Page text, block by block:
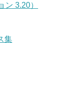
ン 3.20）
集